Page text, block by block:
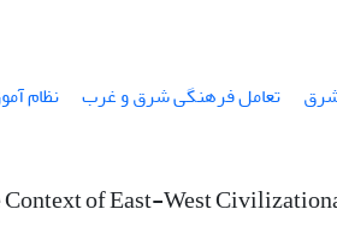
تعامل فرهنگی شرق و غرب نظام
of East-West